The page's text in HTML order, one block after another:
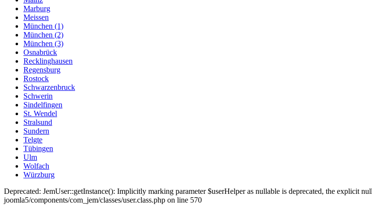
Marburg
Meissen
München (1)
München (2)
München (3)
Osnabrück
Recklinghausen
Regensburg
Rostock
Schwarzenbruck
Schwerin
Sindelfingen
St. Wendel
Stralsund
Sundern
Telgte
Tübingen
Ulm
Wolfach
Würzburg
Deprecated: JemUser::getInstance(): Implicitly marking parameter $userHelper as nullable is deprecated, the explicit
joomla5/components/com_jem/classes/user.class.php on line 570